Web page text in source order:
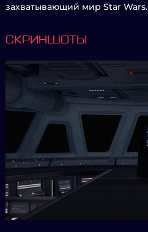
захватывающий мир Star Wars.
СКРИНШОТЫ